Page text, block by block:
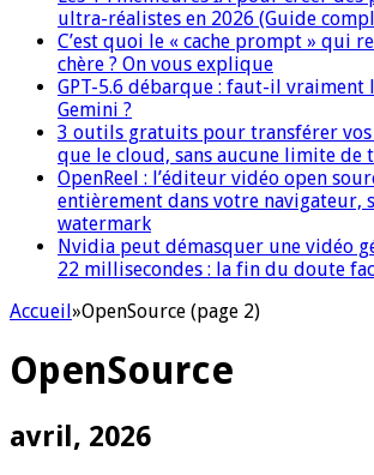
ultra-réalistes en 2026 (Guide
C’est quoi le « cache prompt » qui
chère ? On vous explique
GPT-5.6 débarque : faut-il vraiment
Gemini ?
3 outils gratuits pour transférer
que le cloud, sans aucune limite de
OpenReel : l’éditeur vidéo open
entièrement dans votre navigateur,
watermark
Nvidia peut démasquer une vidéo
22 millisecondes : la fin du doute
Accueil»OpenSource (page 2)
OpenSource
avril, 2026